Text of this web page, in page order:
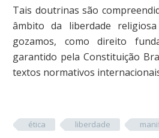
Tais doutrinas são
âmbito da liberdade
gozamos, como direito
garantido pela Constituição
textos normativos
ética liberdade